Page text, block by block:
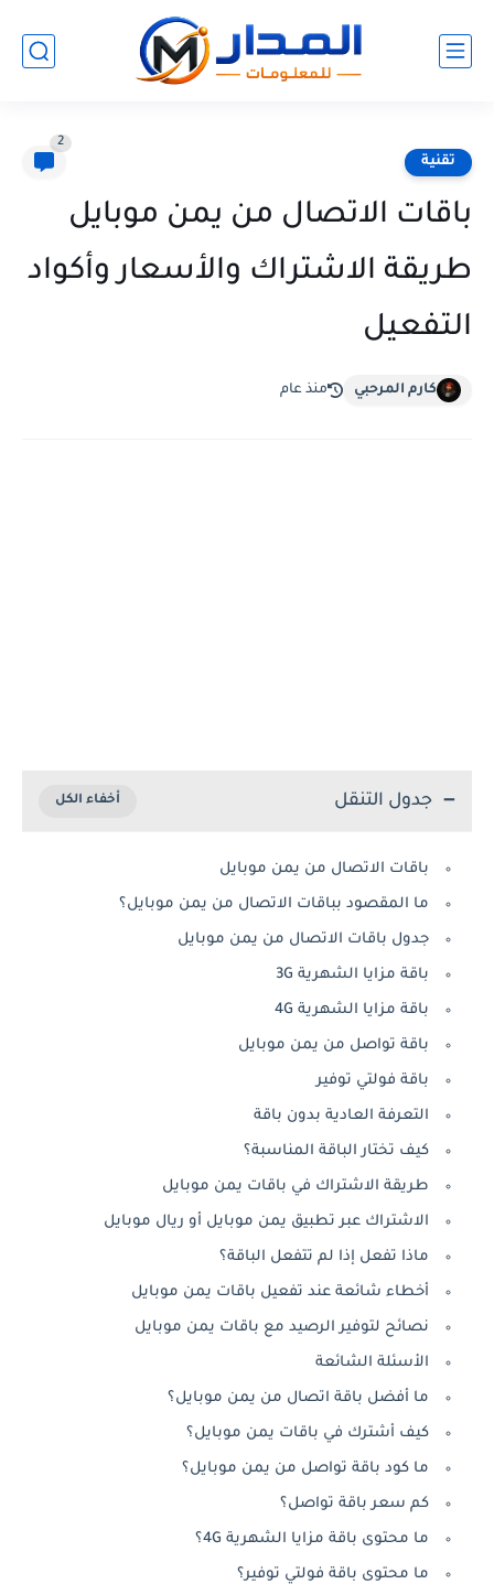
تقنية
2
باقات الاتصال من يمن موبايل
طريقة الاشتراك والأسعار وأكواد
التفعيل
كارم المرحبي منذ عام
جدول التنقل
باقات الاتصال من يمن موبايل
ما المقصود بباقات الاتصال من يمن موبايل؟
جدول باقات الاتصال من يمن موبايل
باقة مزايا الشهرية 3G
باقة مزايا الشهرية 4G
باقة تواصل من يمن موبايل
باقة فولتي توفير
التعرفة العادية بدون باقة
كيف تختار الباقة المناسبة؟
طريقة الاشتراك في باقات يمن موبايل
الاشتراك عبر تطبيق يمن موبايل أو ريال موبايل
ماذا تفعل إذا لم تتفعل الباقة؟
أخطاء شائعة عند تفعيل باقات يمن موبايل
نصائح لتوفير الرصيد مع باقات يمن موبايل
الأسئلة الشائعة
ما أفضل باقة اتصال من يمن موبايل؟
كيف أشترك في باقات يمن موبايل؟
ما كود باقة تواصل من يمن موبايل؟
كم سعر باقة تواصل؟
ما محتوى باقة مزايا الشهرية 4G؟
ما محتوى باقة فولتي توفير؟